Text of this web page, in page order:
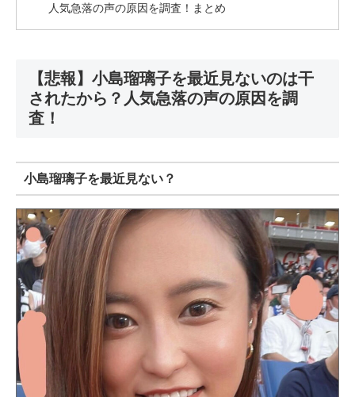
人気急落の声の原因を調査！まとめ
【悲報】小島瑠璃子を最近見ないのは干
されたから？人気急落の声の原因を調
査！
小島瑠璃子を最近見ない？